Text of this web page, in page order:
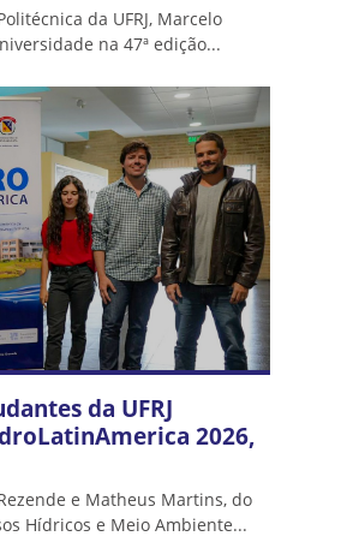
da UFRJ, Marcelo
na 47ª edição...
da UFRJ
2026,
e Matheus Martins, do
Hídricos e Meio Ambiente...